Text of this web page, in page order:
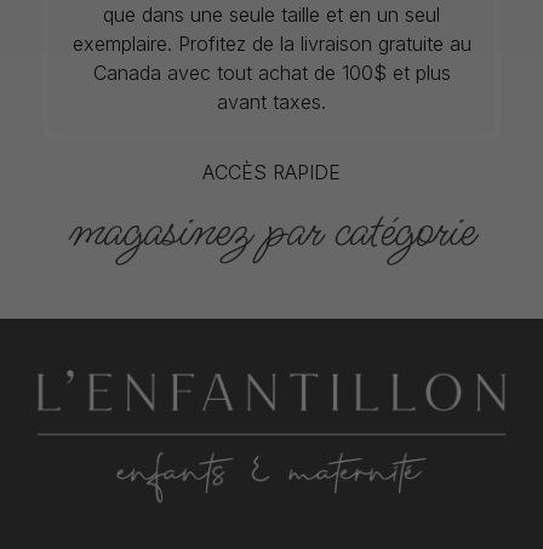
que dans une seule taille et en un seul
exemplaire. Profitez de la livraison gratuite au
Canada avec tout achat de 100$ et plus
avant taxes.
ACCÈS RAPIDE
magasinez par catégorie